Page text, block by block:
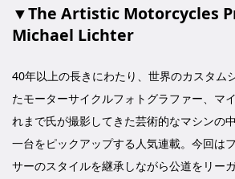
▼The Artistic Motorcycles
Michael Lichter
40年以上の長きにわたり、世界のカスタム
たモーターサイクルフォトグラファー、マ
れまで氏が撮影してきた芸術的なマシンの
一台をピックアップする人気連載。今回は
サーのスタイルを継承しながら公道をリー